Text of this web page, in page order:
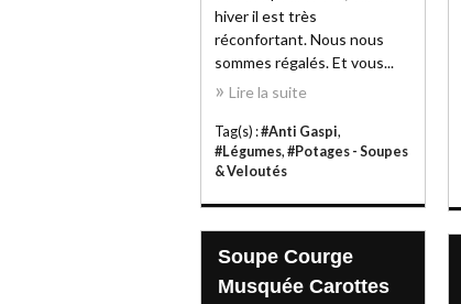
hiver il est très
réconfortant. Nous nous
sommes régalés. Et vous...
Lire la suite
Tag(s) :#Anti Gaspi,
#Légumes, #Potages - Soupes
& Veloutés
Soupe Courge
Musquée Carottes